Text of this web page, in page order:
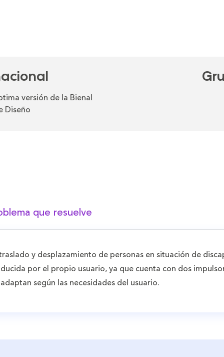
versión de la Bienal
Diseño
que resuelve
y desplazamiento de personas en situación de
por el propio usuario, ya que cuenta con dos
según las necesidades del usuario.